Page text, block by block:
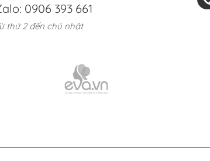
0906 393 661
thứ 2 đến chủ nhật